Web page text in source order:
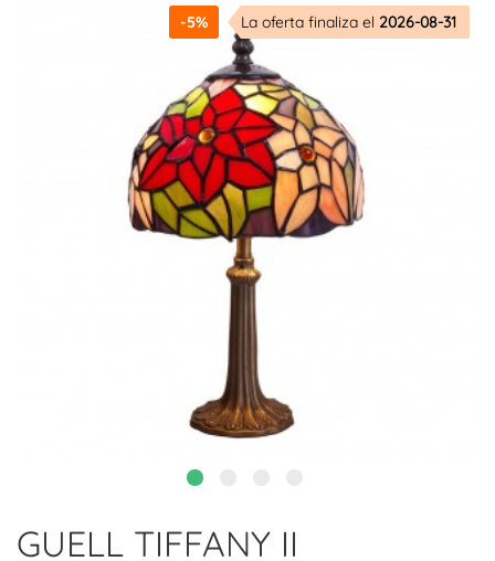
-5% La oferta finaliza el 2026-08-31
GUELL TIFFANY II